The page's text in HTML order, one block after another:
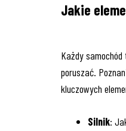
Jakie
Każdy
poruszać.
kluczowych
Silnik: